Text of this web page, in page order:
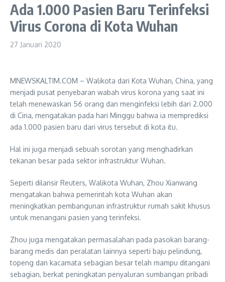
Ada 1.000 Pasien Baru Terinfeksi
Virus Corona di Kota Wuhan
27 Januari 2020
MNEWSKALTIM.COM – Walikota dari Kota Wuhan, China, yang
menjadi pusat penyebaran wabah virus korona yang saat ini
telah menewaskan 56 orang dan menginfeksi lebih dari 2.000
di Cina, mengatakan pada hari Minggu bahwa ia memprediksi
ada 1.000 pasien baru dari virus tersebut di kota itu.
Hal ini juga menjadi sebuah sorotan yang menghadirkan
tekanan besar pada sektor infrastruktur Wuhan.
Seperti dilansir Reuters, Walikota Wuhan, Zhou Xianwang
mengatakan bahwa pemerintah kota Wuhan akan
meningkatkan pembangunan infrastruktur rumah sakit khusus
untuk menangani pasien yang terinfeksi.
Zhou juga mengatakan permasalahan pada pasokan barang-
barang medis dan peralatan lainnya seperti baju pelindung,
topeng dan kacamata sebagian besar telah mampu ditangani
sebagian, berkat peningkatan penyaluran sumbangan pribadi